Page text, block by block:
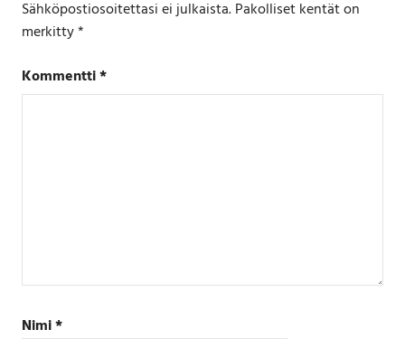
Sähköpostiosoitettasi ei julkaista.Pakolliset kentät on
merkitty*
Kommentti*
Nimi*